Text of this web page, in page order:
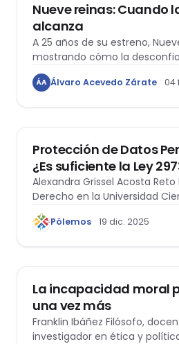
Nueve reinas: Cuando
alcanza
A 25 años de su estreno,
mostrando cómo la
fragilidad de las instituciones
convivencia y normalizan el
ÁA Álvaro Acevedo Zárate 04
Protección de Datos
¿Es suficiente la Ley
proteger los datos
contextos de IA?
Alexandra Grissel Acosta
Derecho en la Universidad
Pólemos 19 dic. 2025
La incapacidad moral
una vez más
Franklin Ibáñez Filósofo,
investigador en ética y